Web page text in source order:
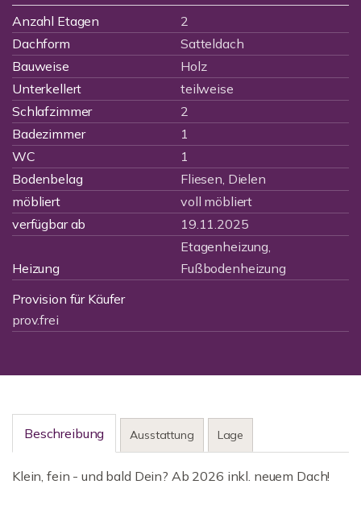
Anzahl Etagen
2
Dachform
Satteldach
Bauweise
Holz
Unterkellert
teilweise
Schlafzimmer
2
Badezimmer
1
WC
1
Bodenbelag
Fliesen, Dielen
möbliert
voll möbliert
verfügbar ab
19.11.2025
Heizung
Etagenheizung,
Fußbodenheizung
Provision für Käufer
prov.frei
Beschreibung Ausstattung Lage
Klein, fein - und bald Dein? Ab 2026 inkl. neuem Dach!